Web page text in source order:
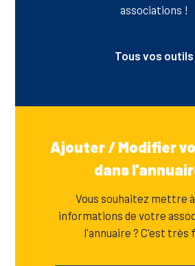
associations !
Tous vos outils
Ajouter / Modifier
dans
Vous souhaitez mettre
informations de votre
l'annuaire ? C'est très